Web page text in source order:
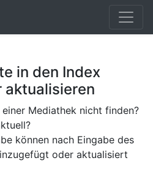
in den Index
aktualisieren
Mediathek nicht finden?
können nach Eingabe des
oder aktualisiert